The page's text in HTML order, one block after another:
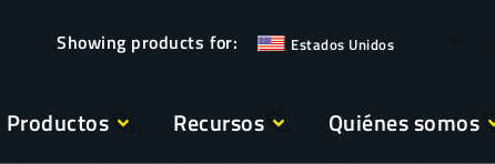
Estados Unidos
Productos Recursos Quiénes somos